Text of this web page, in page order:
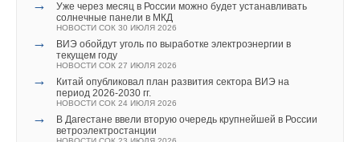
→
Уже через месяц в России можно будет устанавливать
солнечные панели в МКД
НОВОСТИ СОК 30 ИЮЛЯ 2026
→
ВИЭ обойдут уголь по выработке электроэнергии в
текущем году
НОВОСТИ СОК 27 ИЮЛЯ 2026
→
Китай опубликовал план развития сектора ВИЭ на
период 2026-2030 гг.
НОВОСТИ СОК 24 ИЮЛЯ 2026
→
В Дагестане ввели вторую очередь крупнейшей в России
ветроэлектростанции
Добавить комментарий
Ваше имя *